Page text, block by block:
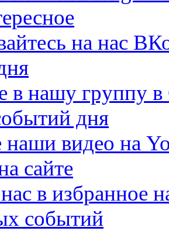
на нас
в нашу группу в
дня
наши видео на
сайте
в избранное
событий